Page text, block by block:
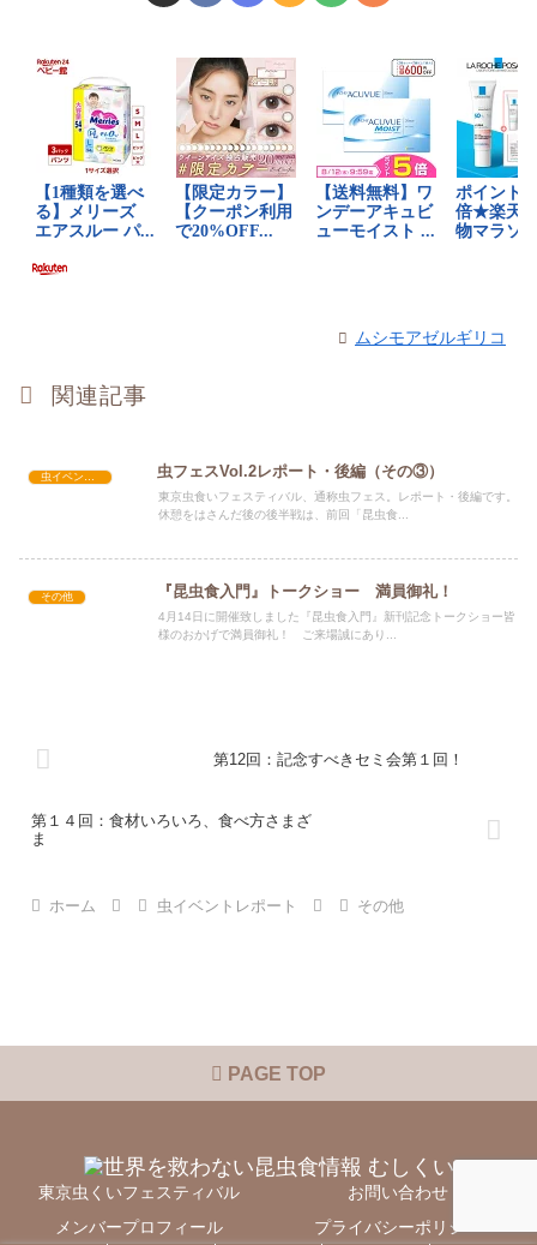
ムシモアゼルギリコ
関連記事
虫フェスVol.2レポート・後編（その③）
東京虫食いフェスティバル、通称虫フェス。レポート・後編です。
休憩をはさんだ後の後半戦は、前回「昆虫食...
その他 『昆虫食入門』トークショー 満員御礼！
4月14日に開催致しました『昆虫食入門』新刊記念トークショー皆
様のおかげで満員御礼！ ご来場誠にあり...
第12回：記念すべきセミ会第１回！
第１４回：食材いろいろ、食べ方さまざ
ま
ホーム 虫イベントレポート その他
PAGE TOP
東京虫くいフェスティバル
お問い合わせ
メンバープロフィール
プライバシーポリシー